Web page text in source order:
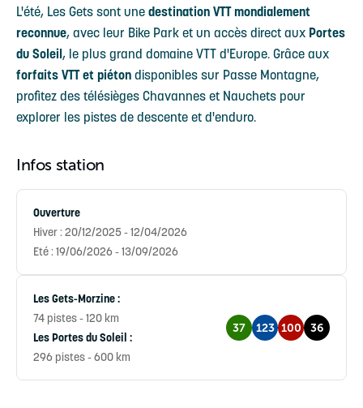
L'été, Les Gets sont une destination VTT mondialement
reconnue, avec leur Bike Park et un accès direct aux Portes
du Soleil, le plus grand domaine VTT d'Europe. Grâce aux
forfaits VTT et piéton disponibles sur Passe Montagne,
profitez des télésièges Chavannes et Nauchets pour
explorer les pistes de descente et d'enduro.
Infos station
Ouverture
Hiver : 20/12/2025 - 12/04/2026
Eté : 19/06/2026 - 13/09/2026
Les Gets-Morzine :
74 pistes - 120 km
Les Portes du Soleil :
296 pistes - 600 km
37 123 100 36